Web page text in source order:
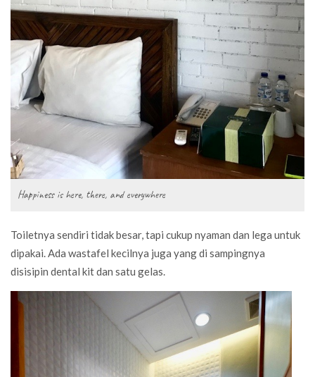
Happiness is here, there, and everywhere
Toiletnya sendiri tidak besar, tapi cukup nyaman dan lega untuk
dipakai. Ada wastafel kecilnya juga yang di sampingnya
disisipin dental kit dan satu gelas.